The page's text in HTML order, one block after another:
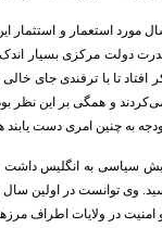
مورد استعمار و
تا با ترفندی جای خالی
و همگی بر این نظر
به چنین امری دست
سیاسی به انگلیس داشت
وی توانست در اولین سال
و امنیت در ولایات اطراف